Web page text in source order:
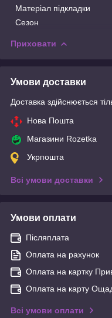
Матеріал підкладки
Сезон
Приховати
Умови доставки
Доставка здійснюється
Нова Пошта
Магазини Rozetka
Укрпошта
Всі умови доставки
Умови оплати
Післяплата
Оплата на рахунок
Оплата на картку
Оплата на карту
Всі умови оплати